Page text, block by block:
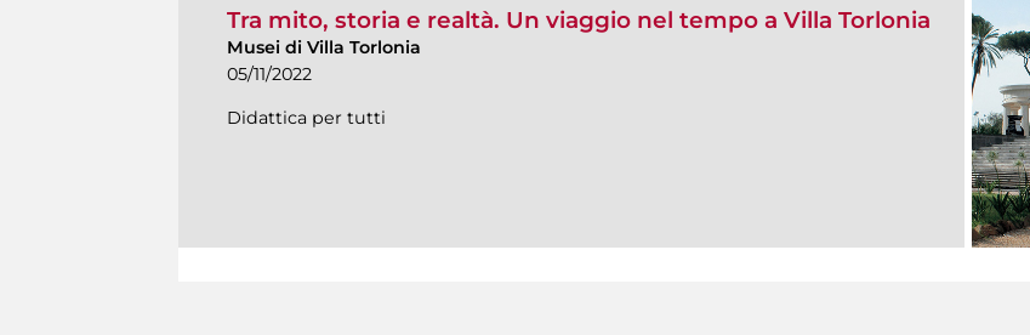
Tra mito, storia e realtà. Un viaggio nel tempo a Villa Torlonia
Musei di Villa Torlonia
05/11/2022
Didattica per tutti